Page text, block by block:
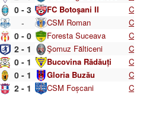
0 - 3 FC Botoşani II C
- CSM Roman C
0 - 0 Foresta Suceava C
2 - 1 Şomuz Fălticeni C
0 - 1 Bucovina Rădăuți C
0 - 1 Gloria Buzău C
2 - 1 CSM Foșcani C